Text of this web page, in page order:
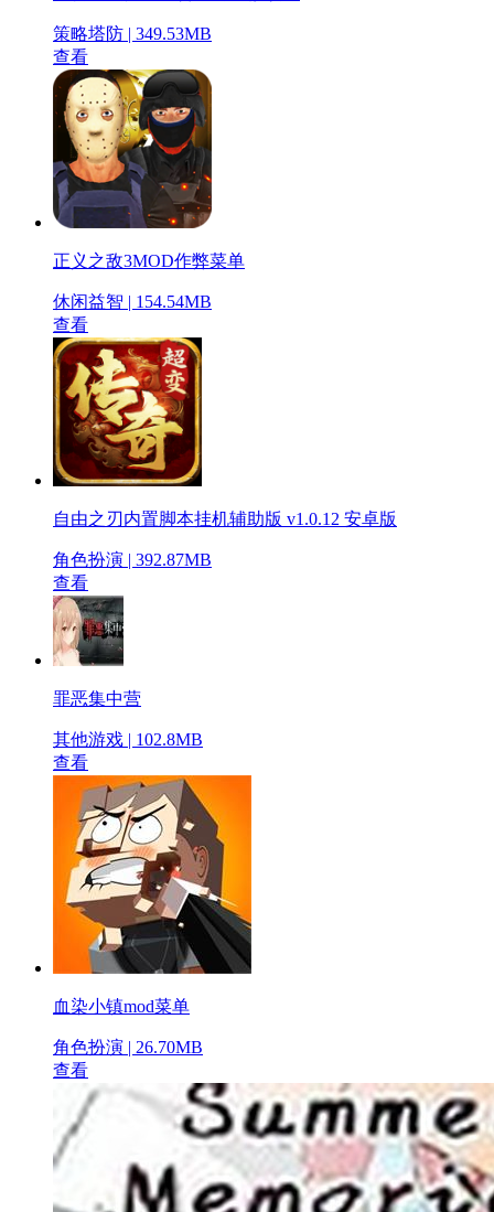
策略塔防 | 349.53MB
查看
正义之敌3MOD作弊菜单
休闲益智 | 154.54MB
查看
自由之刃内置脚本挂机辅助版 v1.0.12 安卓版
角色扮演 | 392.87MB
查看
罪恶集中营
其他游戏 | 102.8MB
查看
血染小镇mod菜单
角色扮演 | 26.70MB
查看